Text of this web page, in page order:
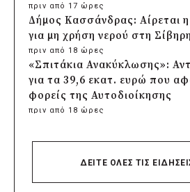
πριν από 17 ώρες
Δήμος Κασσάνδρας: Αίρεται
για μη χρήση νερού στη Σίβηρη
πριν από 18 ώρες
«Σπιτάκια Ανακύκλωσης»:
για τα 39,6 εκατ. ευρώ που
φορείς της Αυτοδιοίκησης
πριν από 18 ώρες
Δαφνίου παρά την έλλειψη
Δήμος Αμαρουσίου: Μεγάλες
αναβάθμισης στα σχολεία
ΔΕΙΤΕ ΟΛΕΣ ΤΙΣ